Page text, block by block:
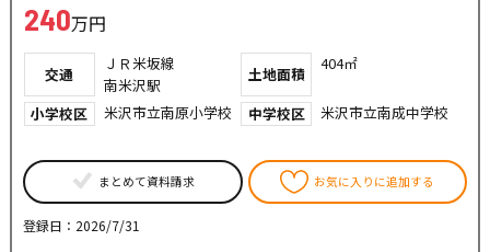
240万円
交通
ＪＲ米坂線
南米沢駅
土地面積
404㎡
小学校区 米沢市立南原小学校 中学校区 米沢市立南成中学校
まとめて資料請求 お気に入りに追加する
登録日：2026/7/31